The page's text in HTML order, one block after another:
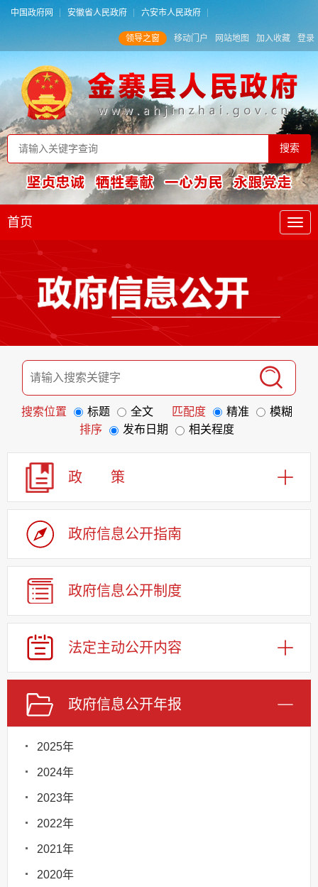
中国政府网 安徽省人民政府 六安市人民政府
领导之窗 移动门户 网站地图 加入收藏 登录
首页
搜索位置 标题 全文 匹配度 精准
模糊
排序
发布日期 相关程度
政 策
政府信息公开指南
政府信息公开制度
法定主动公开内容
政府信息公开年报
2025年
2024年
2023年
2022年
2021年
2020年